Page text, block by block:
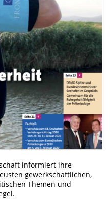
informiert ihre
gewerkschaftlichen,
Themen und